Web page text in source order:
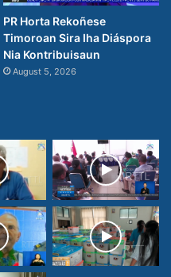
PR Horta Rekoñese
Timoroan Sira Iha Diáspora
Nia Kontribuisaun
August 5, 2026